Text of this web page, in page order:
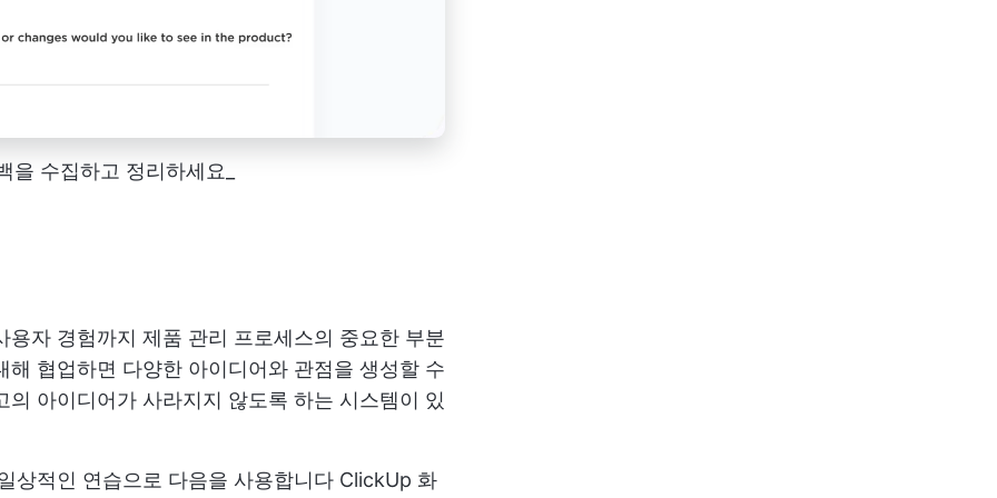
수집하고 정리하세요_
자 경험까지 제품 관리 프로세스의 중요한 부분
협업하면 다양한 아이디어와 관점을 생성할 수
아이디어가 사라지지 않도록 하는 시스템이 있
상적인 연습으로 다음을 사용합니다 ClickUp 화